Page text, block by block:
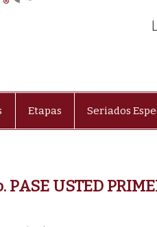
Etapas Seriados
USTED